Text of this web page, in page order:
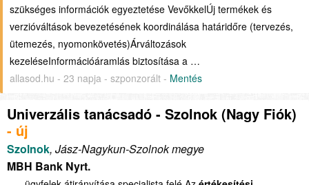
szükséges információk egyeztetése VevőkkelÚj termékek és
verzióváltások bevezetésének koordinálása határidőre (tervezés,
ütemezés, nyomonkövetés)Árváltozások
kezeléseInformációáramlás biztosítása a …
allasod.hu - 23 napja - szponzorált - Mentés
Univerzális tanácsadó - Szolnok (Nagy Fiók)
- új
Szolnok, Jász-Nagykun-Szolnok megye
MBH Bank Nyrt.